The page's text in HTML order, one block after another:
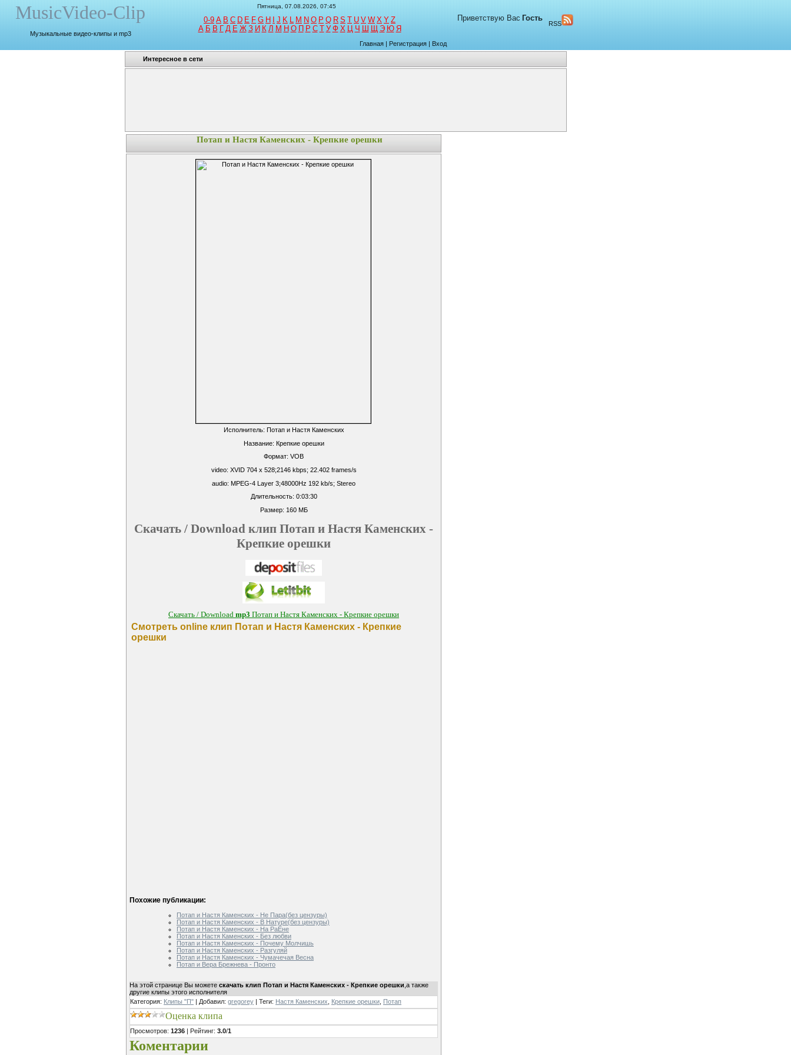
MusicVideo-Clip
Музыкальные видео-клипы и mp3
Пятница, 07.08.2026, 07:45
0-9 A B C D E F G H J K L M N O P Q R S T U V W X Y Z
A Б В Г Д Е Ж З И К Л М Н О П Р С Т У Ф Х Ц Ч Ш Щ Э Ю Я
Главная | Регистрация | Вход
Приветствую Вас Гость
RSS
Интересное в сети
Потап и Настя Каменских - Крепкие орешки
Исполнитель: Потап и Настя Каменских
Название: Крепкие орешки
Формат: VOB
video: XVID 704 x 528;2146 kbps; 22.402 frames/s
audio: MPEG-4 Layer 3;48000Hz 192 kb/s; Stereo
Длительность: 0:03:30
Размер: 160 МБ
Скачать / Download клип Потап и Настя Каменских -
Крепкие орешки
Скачать / Download mp3 Потап и Настя Каменских - Крепкие орешки
Смотреть online клип Потап и Настя Каменских - Крепкие
орешки
Похожие публикации:
Потап и Настя Каменских - Не Пара(без цензуры)
Потап и Настя Каменских - В Натуре(без цензуры)
Потап и Настя Каменских - На РаЁне
Потап и Настя Каменских - Без любви
Потап и Настя Каменских - Почему Молчишь
Потап и Настя Каменских - Разгуляй
Потап и Настя Каменских - Чумачечая Весна
Потап и Вера Брежнева - Пронто
На этой странице Вы можете скачать клип Потап и Настя Каменских - Крепкие орешки ,а также
другие клипы этого исполнителя
Категория: Клипы "П" | Добавил: gregorey | Теги: Настя Каменских Крепкие орешки Потап
Оценка клипа
Просмотров: 1236 | Рейтинг: 3.0/1
Коментарии